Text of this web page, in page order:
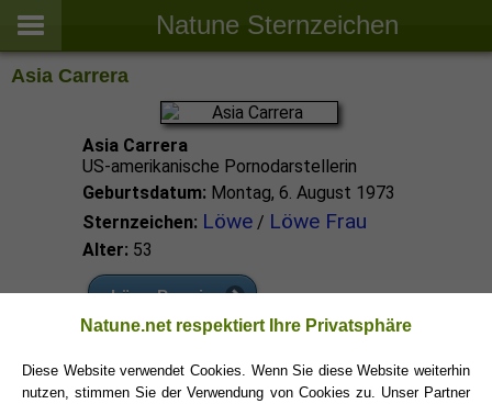
Natune Sternzeichen
Asia Carrera
Asia Carrera
US-amerikanische Pornodarstellerin
Geburtsdatum: Montag, 6. August 1973
Sternzeichen: Löwe/ Löwe Frau
Alter: 53
Löwe Promis
Löwe Sternzeichen
Natune.net respektiert Ihre Privatsphäre
Diese Website verwendet Cookies. Wenn Sie diese Website weiterhin
nutzen, stimmen Sie der Verwendung von Cookies zu. Unser Partner